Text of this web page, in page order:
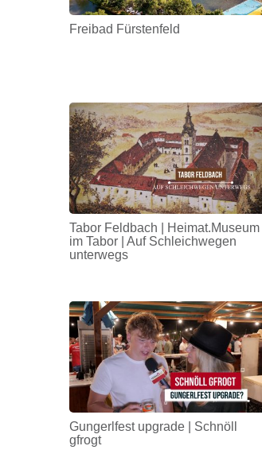
Freibad Fürstenfeld
Tabor Feldbach | Heimat.Museum
im Tabor | Auf Schleichwegen
unterwegs
Gungerlfest upgrade | Schnöll
gfrogt